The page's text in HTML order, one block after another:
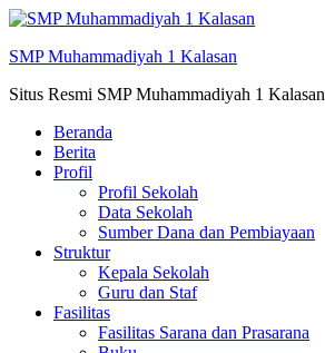
Skip
konten
SMP Muhammadiyah 1 Kalasan
Situs Resmi SMP Muhammadiyah 1 Kalasan
Beranda
Berita
Profil
Profil Sekolah
Data Sekolah
Sumber Dana dan Pembiayaan
Struktur
Kepala Sekolah
Guru dan Staf
Fasilitas
Fasilitas Sarana dan Prasarana